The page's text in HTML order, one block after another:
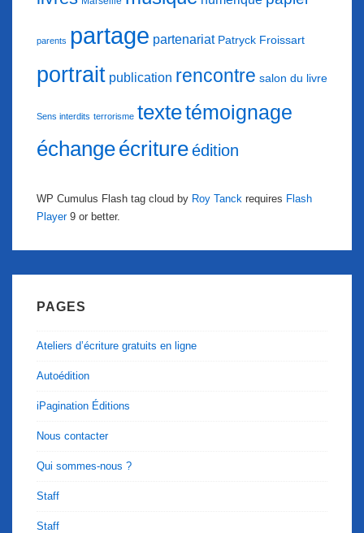
parents partage partenariat Patryck Froissart
portrait publication rencontre salon du livre
Sens interdits terrorisme textetémoignage
échangeécritureédition
WP Cumulus Flash tag cloud by Roy Tanck requires Flash
Player9 or better.
PAGES
Ateliers d’écriture gratuits en ligne
Autoédition
iPagination Éditions
Nous contacter
Qui sommes-nous ?
Staff
Staff